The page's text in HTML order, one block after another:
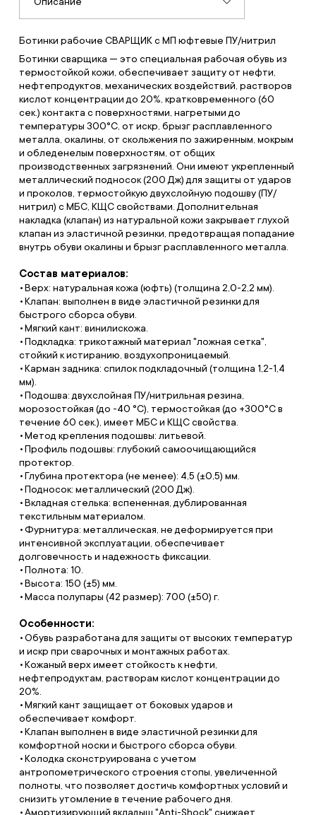
Ботинки рабочие СВАРЩИК с МП юфтевые ПУ/нитрил
Ботинки сварщика — это специальная рабочая обувь из
термостойкой кожи, обеспечивает защиту от нефти,
нефтепродуктов, механических воздействий, растворов
кислот концентрации до 20%, кратковременного (60
сек.) контакта с поверхностями, нагретыми до
температуры 300°С, от искр, брызг расплавленного
металла, окалины, от скольжения по зажиренным, мокрым
и обледенелым поверхностям, от общих
производственных загрязнений. Они имеют укрепленный
металлический подносок (200 Дж) для защиты от ударов
и проколов, термостойкую двухслойную подошву (ПУ/
нитрил) с МБС, КЩС свойствами. Дополнительная
накладка (клапан) из натуральной кожи закрывает глухой
клапан из эластичной резинки, предотвращая попадание
внутрь обуви окалины и брызг расплавленного металла.
Состав материалов:
Верх: натуральная кожа (юфть) (толщина 2,0-2,2 мм).
Клапан: выполнен в виде эластичной резинки для
быстрого сборса обуви.
Мягкий кант: винилискожа.
Подкладка: трикотажный материал "ложная сетка",
стойкий к истиранию, воздухопроницаемый.
Карман задника: спилок подкладочный (толщина 1,2-1,4
мм).
Подошва: двухслойная ПУ/нитрильная резина,
морозостойкая (до -40 °С), термостойкая (до +300°С в
течение 60 сек.), имеет МБС и КЩС свойства.
Метод крепления подошвы: литьевой.
Профиль подошвы: глубокий самоочищающийся
протектор.
Глубина протектора (не менее): 4,5 (±0,5) мм.
Подносок: металлический (200 Дж).
Вкладная стелька: вспененная, дублированная
текстильным материалом.
Фурнитура: металлическая, не деформируется при
интенсивной эксплуатации, обеспечивает
долговечность и надежность фиксации.
Полнота: 10.
Высота: 150 (±5) мм.
Масса полупары (42 размер): 700 (±50) г.
Особенности:
Обувь разработана для защиты от высоких температур
и искр при сварочных и монтажных работах.
Кожаный верх имеет стойкость к нефти,
нефтепродуктам, растворам кислот концентрации до
20%.
Мягкий кант защищает от боковых ударов и
обеспечивает комфорт.
Клапан выполнен в виде эластичной резинки для
комфортной носки и быстрого сборса обуви.
Колодка сконструирована с учетом
антропометрического строения стопы, увеличенной
полноты, что позволяет достичь комфортных условий и
снизить утомление в течение рабочего дня.
Амортизирующий вкладыш "Anti-Shock" снижает